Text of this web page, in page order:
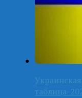
таблица-